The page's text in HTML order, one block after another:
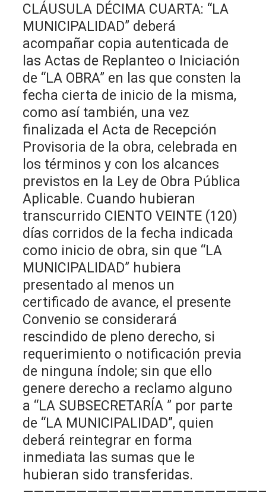
CLÁUSULA DÉCIMA CUARTA: “LA
MUNICIPALIDAD” deberá
acompañar copia autenticada de
las Actas de Replanteo o Iniciación
de “LA OBRA” en las que consten la
fecha cierta de inicio de la misma,
como así también, una vez
finalizada el Acta de Recepción
Provisoria de la obra, celebrada en
los términos y con los alcances
previstos en la Ley de Obra Pública
Aplicable. Cuando hubieran
transcurrido CIENTO VEINTE (120)
días corridos de la fecha indicada
como inicio de obra, sin que “LA
MUNICIPALIDAD” hubiera
presentado al menos un
certificado de avance, el presente
Convenio se considerará
rescindido de pleno derecho, si
requerimiento o notificación previa
de ninguna índole; sin que ello
genere derecho a reclamo alguno
a “LA SUBSECRETARÍA ” por parte
de “LA MUNICIPALIDAD”, quien
deberá reintegrar en forma
inmediata las sumas que le
hubieran sido transferidas.